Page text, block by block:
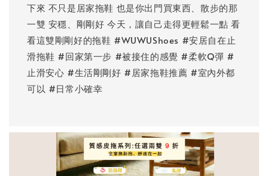
下來 不只是居家拖鞋 也是你出門買東西、散步的那
一雙 安穩、剛剛好 今天，讓自己走得更輕鬆一點 看
看這雙剛剛好的拖鞋 #WUWUShoes #安居自在止
滑拖鞋 #回家第一步 #被接住的感覺 #柔軟Q彈 #
止滑安心 #生活剛剛好 #居家拖鞋推薦 #室內外都
可以 #日常小確幸